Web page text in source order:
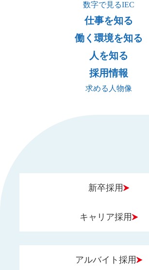
数字で見るIEC
仕事を知る
働く環境を知る
人を知る
採用情報
求める人物像
新卒採用
キャリア採用
アルバイト採用